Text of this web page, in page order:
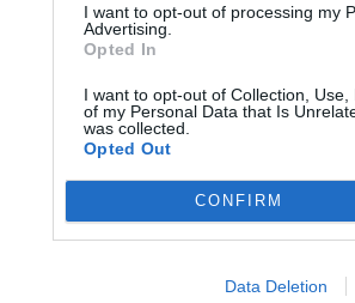
I want to opt-out of processing my
Advertising.
Opted In
I want to opt-out of Collection,
of my Personal Data that Is
was collected.
Opted Out
CONFIRM
Data Deletion
la fine della